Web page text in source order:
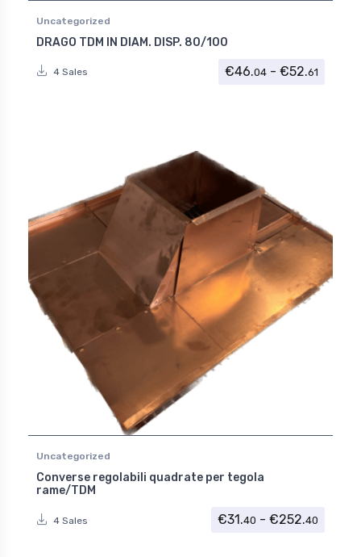
Uncategorized
DRAGO TDM IN DIAM. DISP. 80/100
4 Sales €46.04 - €52.61
Uncategorized
Converse regolabili quadrate per tegola
rame/TDM
4 Sales €31.40 - €252.40